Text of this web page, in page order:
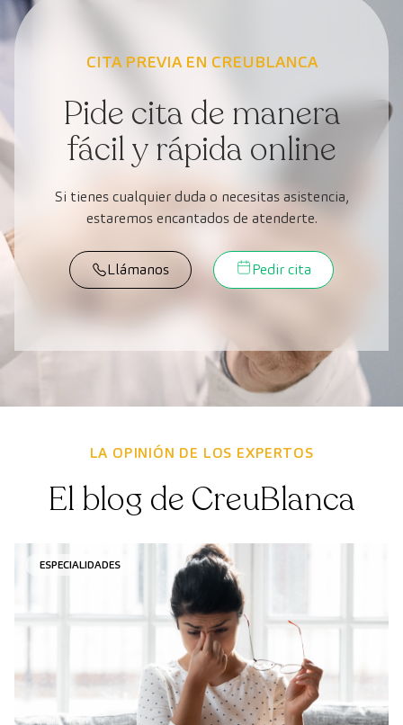
CITA PREVIA EN CREUBLANCA
Pide cita de manera
fácil y rápida online
Si tienes cualquier duda o necesitas asistencia,
estaremos encantados de atenderte.
Llámanos Pedir cita
LA OPINIÓN DE LOS EXPERTOS
El blog de CreuBlanca
ESPECIALIDADES